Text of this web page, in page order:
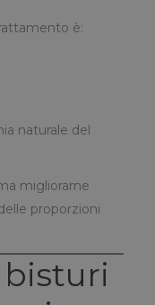
è:
naturale del
migliorarne
proporzioni